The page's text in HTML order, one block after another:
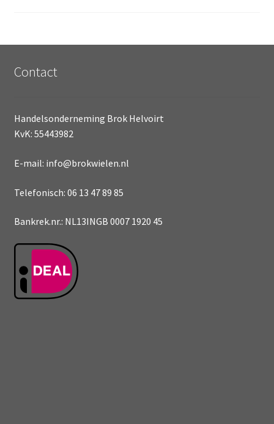
Contact
Handelsonderneming Brok Helvoirt
KvK: 55443982
E-mail: info@brokwielen.nl
Telefonisch: 06 13 47 89 85
Bankrek.nr.: NL13INGB 0007 1920 45